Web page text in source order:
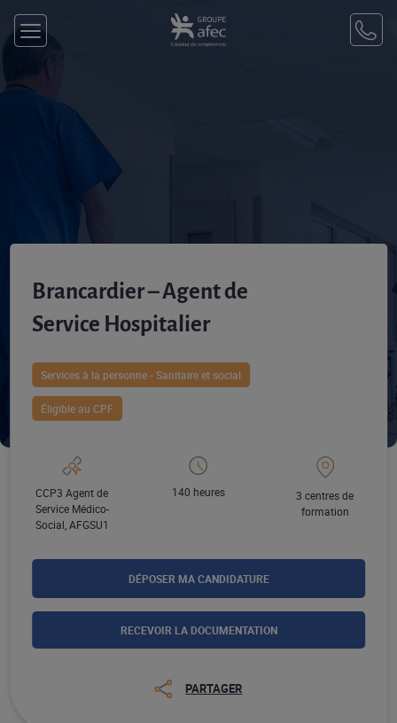
Brancardier – Agent de
Service Hospitalier​
Services à la personne - Sanitaire et social
Éligible au CPF
CCP3 Agent de
Service Médico-
Social, AFGSU1​
140 heures
3 centres de
formation
DÉPOSER MA CANDIDATURE
RECEVOIR LA DOCUMENTATION
PARTAGER